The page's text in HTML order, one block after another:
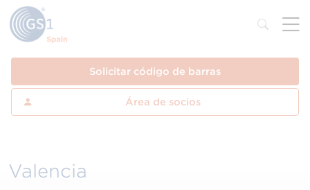
Solicitar código de barras
Área de socios
Valencia